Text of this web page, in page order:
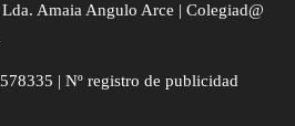
Amaia Angulo Arce | Colegiad@
| Nº registro de publicidad